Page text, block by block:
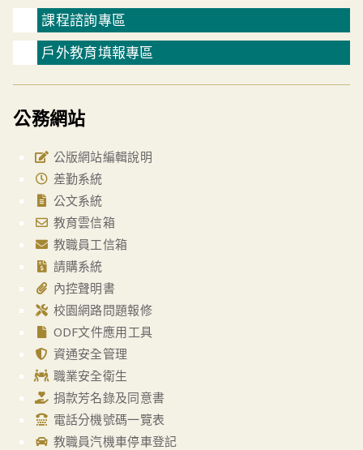
課程諮詢專區
戶外教育填報專區
公務網站
公版網站編輯說明
差勤系統
公文系統
教育雲信箱
教職員工信箱
請購系統
內控聲明書
校園網路問題報修
ODF文件應用工具
資通安全管理
職業安全衛生
捐款芳名錄及同意書
電話分機號碼一覽表
教職員汽機車停車登記